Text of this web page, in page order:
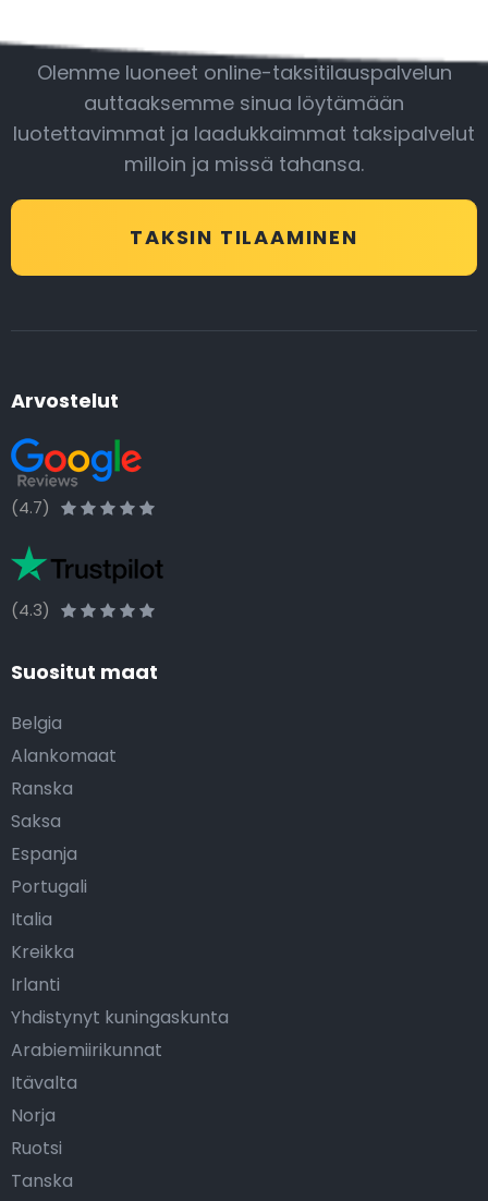
Olemme luoneet online-taksitilauspalvelun
auttaaksemme sinua löytämään
luotettavimmat ja laadukkaimmat taksipalvelut
milloin ja missä tahansa.
TAKSIN TILAAMINEN
Arvostelut
(4.7)
(4.3)
Suositut maat
Belgia
Alankomaat
Ranska
Saksa
Espanja
Portugali
Italia
Kreikka
Irlanti
Yhdistynyt kuningaskunta
Arabiemiirikunnat
Itävalta
Norja
Ruotsi
Tanska